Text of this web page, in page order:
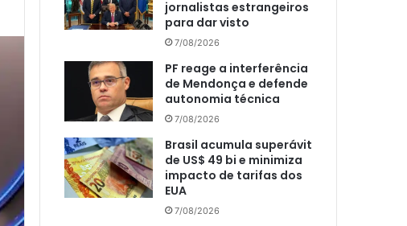
jornalistas estrangeiros
para dar visto
7/08/2026
PF reage a interferência
de Mendonça e defende
autonomia técnica
7/08/2026
Brasil acumula superávit
de US$ 49 bi e minimiza
impacto de tarifas dos
EUA
7/08/2026